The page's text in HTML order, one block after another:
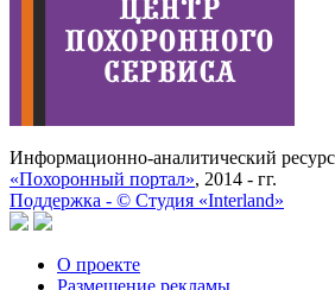
Информационно-аналитический ресурс
«Похоронный портал», 2014 - гг.
Поддержка - © Cтудия «Interland»
О проекте
Размещение рекламы